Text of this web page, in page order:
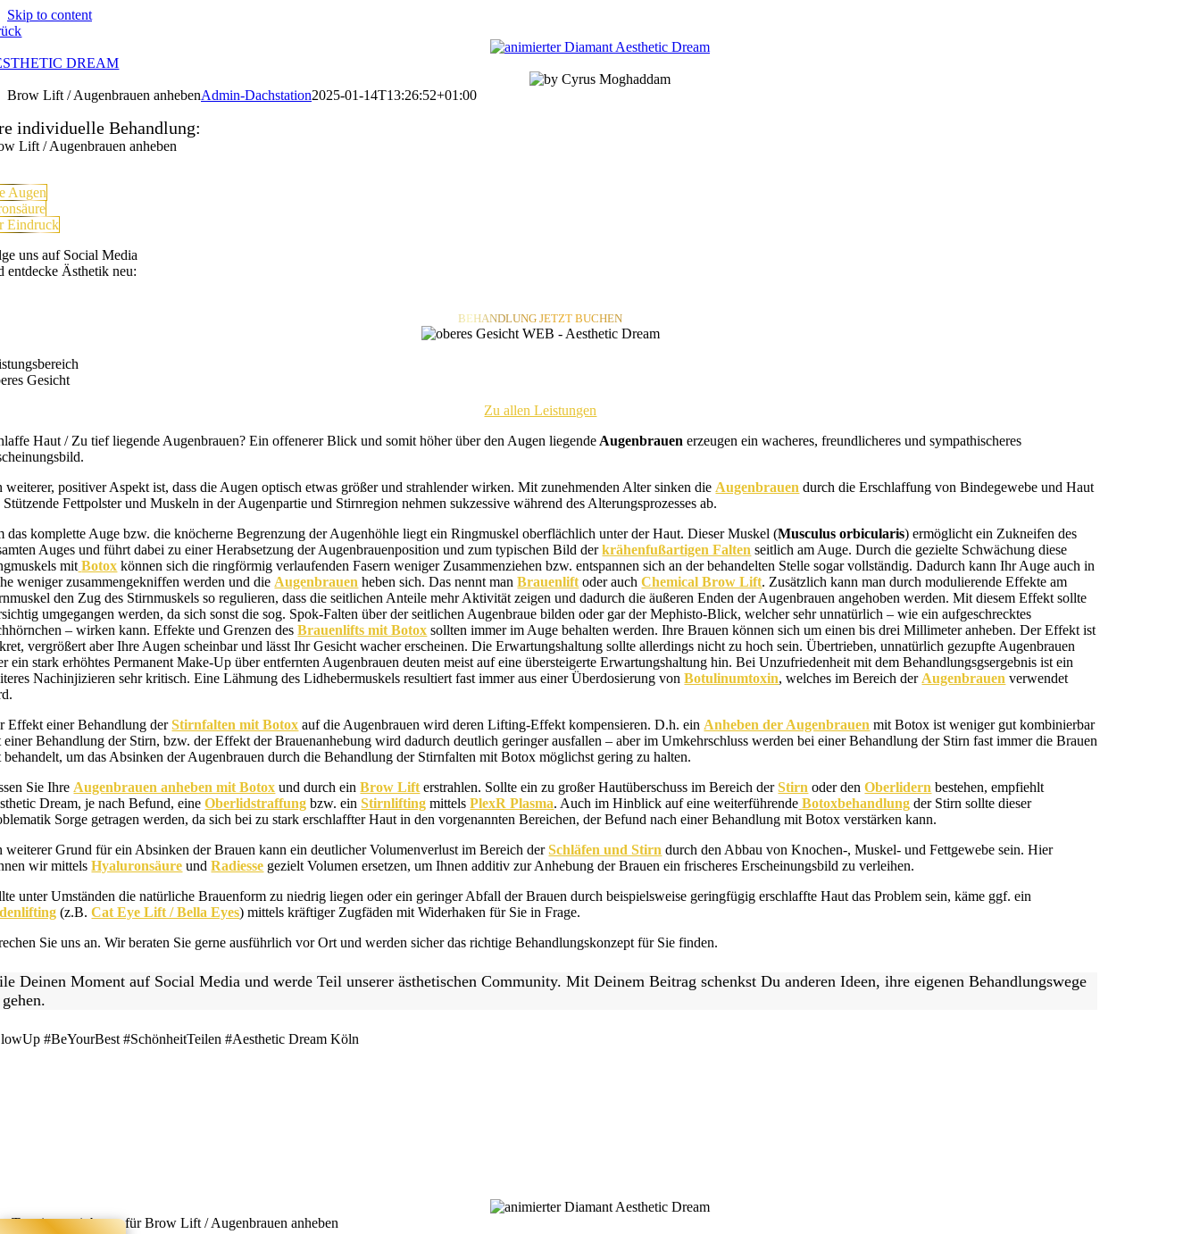
Skip to content
DREAM
Brow Lift / Augenbrauen anhebenAdmin-Dachstation2025-01-14T13:26:52+01:00
individuelle Behandlung:
Lift / Augenbrauen anheben
Augen
Eindruck
uns auf Social Media
entdecke Ästhetik neu:
BEHANDLUNG JETZT BUCHEN
Gesicht
Zu allen Leistungen
Haut / Zu tief liegende Augenbrauen? Ein offenerer Blick und somit höher über den Augen liegende Augenbrauen erzeugen ein wacheres, freundlicheres und sympathischeres
weiterer, positiver Aspekt ist, dass die Augen optisch etwas größer und strahlender wirken. Mit zunehmenden Alter sinken die Augenbrauen durch die Erschlaffung von Bindegewebe und Haut
Stützende Fettpolster und Muskeln in der Augenpartie und Stirnregion nehmen sukzessive während des Alterungsprozesses ab.
das komplette Auge bzw. die knöcherne Begrenzung der Augenhöhle liegt ein Ringmuskel oberflächlich unter der Haut. Dieser Muskel (Musculus orbicularis) ermöglicht ein Zukneifen des
Auges und führt dabei zu einer Herabsetzung der Augenbrauenposition und zum typischen Bild derkrähenfußartigen Falten seitlich am Auge. Durch die gezielte Schwächung diese
mit Botox können sich die ringförmig verlaufenden Fasern weniger Zusammenziehen bzw. entspannen sich an der behandelten Stelle sogar vollständig. Dadurch kann Ihr Auge auch in
weniger zusammengekniffen werden und die Augenbrauen heben sich. Das nennt manBrauenlift oder auchChemical Brow Lift. Zusätzlich kann man durch modulierende Effekte am
den Zug des Stirnmuskels so regulieren, dass die seitlichen Anteile mehr Aktivität zeigen und dadurch die äußeren Enden der Augenbrauen angehoben werden. Mit diesem Effekt sollte
umgegangen werden, da sich sonst die sog. Spok-Falten über der seitlichen Augenbraue bilden oder gar der Mephisto-Blick, welcher sehr unnatürlich – wie ein aufgeschrecktes
– wirken kann. Effekte und Grenzen desBrauenlifts mit Botox sollten immer im Auge behalten werden. Ihre Brauen können sich um einen bis drei Millimeter anheben. Der Effekt ist
vergrößert aber Ihre Augen scheinbar und lässt Ihr Gesicht wacher erscheinen. Die Erwartungshaltung sollte allerdings nicht zu hoch sein. Übertrieben, unnatürlich gezupfte Augenbrauen
ein stark erhöhtes Permanent Make-Up über entfernten Augenbrauen deuten meist auf eine übersteigerte Erwartungshaltung hin. Bei Unzufriedenheit mit dem Behandlungsgsergebnis ist ein
Nachinjizieren sehr kritisch. Eine Lähmung des Lidhebermuskels resultiert fast immer aus einer Überdosierung vonBotulinumtoxin, welches im Bereich der Augenbrauen verwendet
Effekt einer Behandlung derStirnfalten mit Botox auf die Augenbrauen wird deren Lifting-Effekt kompensieren. D.h. ein Anheben der Augenbrauen mit Botox ist weniger gut kombinierbar
einer Behandlung der Stirn, bzw. der Effekt der Brauenanhebung wird dadurch deutlich geringer ausfallen – aber im Umkehrschluss werden bei einer Behandlung der Stirn fast immer die Brauen
behandelt, um das Absinken der Augenbrauen durch die Behandlung der Stirnfalten mit Botox möglichst gering zu halten.
Sie Ihre Augenbrauen anheben mit Botox und durch einBrow Lift erstrahlen. Sollte ein zu großer Hautüberschuss im Bereich derStirn oder denOberlidern bestehen, empfiehlt
Dream, je nach Befund, eineOberlidstraffung bzw. einStirnlifting mittelsPlexR Plasma. Auch im Hinblick auf eine weiterführende Botoxbehandlung der Stirn sollte dieser
Sorge getragen werden, da sich bei zu stark erschlaffter Haut in den vorgenannten Bereichen, der Befund nach einer Behandlung mit Botox verstärken kann.
weiterer Grund für ein Absinken der Brauen kann ein deutlicher Volumenverlust im Bereich derSchläfen und Stirn durch den Abbau von Knochen-, Muskel- und Fettgewebe sein. Hier
wir mittelsHyaluronsäure undRadiesse gezielt Volumen ersetzen, um Ihnen additiv zur Anhebung der Brauen ein frischeres Erscheinungsbild zu verleihen.
unter Umständen die natürliche Brauenform zu niedrig liegen oder ein geringer Abfall der Brauen durch beispielsweise geringfügig erschlaffte Haut das Problem sein, käme ggf. ein
(z.B.Cat Eye Lift / Bella Eyes) mittels kräftiger Zugfäden mit Widerhaken für Sie in Frage.
Sie uns an. Wir beraten Sie gerne ausführlich vor Ort und werden sicher das richtige Behandlungskonzept für Sie finden.
Deinen Moment auf Social Media und werde Teil unserer ästhetischen Community. Mit Deinem Beitrag schenkst Du anderen Ideen, ihre eigenen Behandlungswege
#BeYourBest #SchönheitTeilen #Aesthetic Dream Köln
Termin vereinbaren für Brow Lift / Augenbrauen anheben